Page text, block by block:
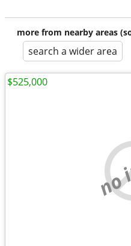
more from nearby areas
search a wider area
$525,000